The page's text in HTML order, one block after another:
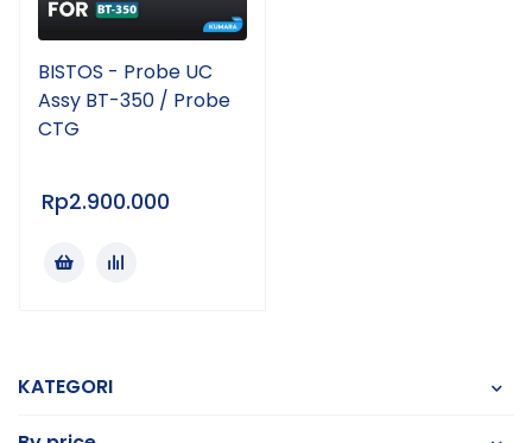
KATEGORI
BISTOS - Probe UC
Assy BT-350 / Probe
CTG
Rp2.900.000